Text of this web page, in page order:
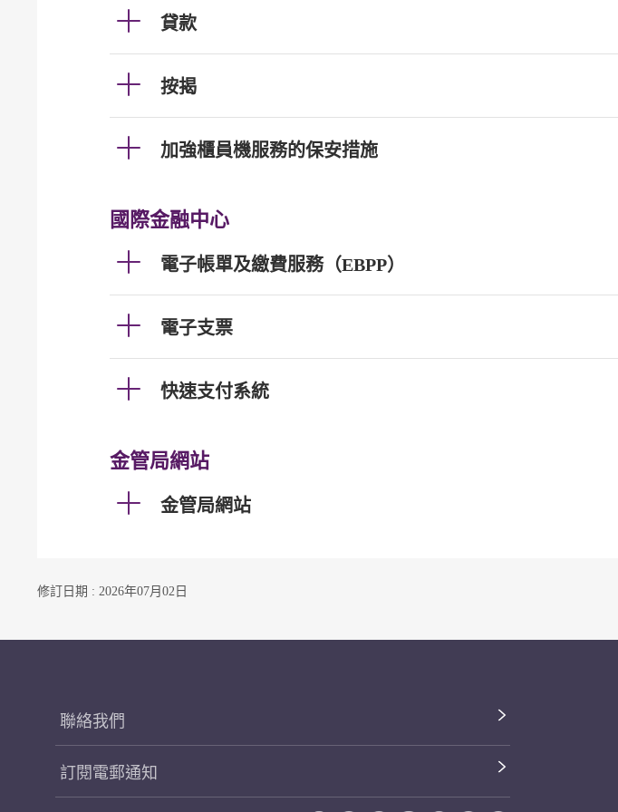
貸款
按揭
加強櫃員機服務的保安措施
國際金融中心
電子帳單及繳費服務（EBPP）
電子支票
快速支付系統
金管局網站
金管局網站
修訂日期 : 2026年07月02日
聯絡我們
訂閱電郵通知